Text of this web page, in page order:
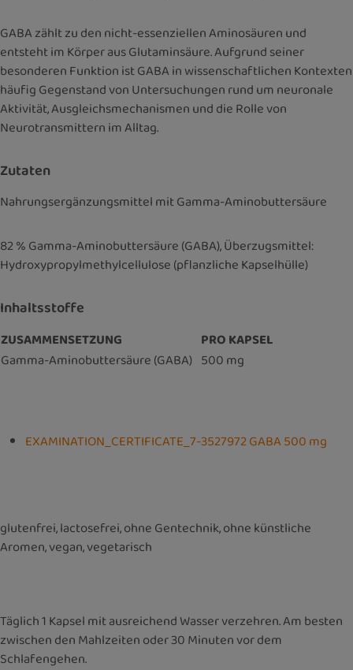
GABA zählt zu den nicht-essenziellen Aminosäuren und
entsteht im Körper aus Glutaminsäure. Aufgrund seiner
besonderen Funktion ist GABA in wissenschaftlichen Kontexten
häufig Gegenstand von Untersuchungen rund um neuronale
Aktivität, Ausgleichsmechanismen und die Rolle von
Neurotransmittern im Alltag.
Zutaten
Nahrungsergänzungsmittel mit Gamma-Aminobuttersäure
82 % Gamma-Aminobuttersäure (GABA), Überzugsmittel:
Hydroxypropylmethylcellulose (pflanzliche Kapselhülle)
Inhaltsstoffe
ZUSAMMENSETZUNG
PRO KAPSEL
Gamma-Aminobuttersäure (GABA) 500 mg
EXAMINATION_CERTIFICATE_7-3527972 GABA 500 mg
glutenfrei, lactosefrei, ohne Gentechnik, ohne künstliche
Aromen, vegan, vegetarisch
Täglich 1 Kapsel mit ausreichend Wasser verzehren. Am besten
zwischen den Mahlzeiten oder 30 Minuten vor dem
Schlafengehen.